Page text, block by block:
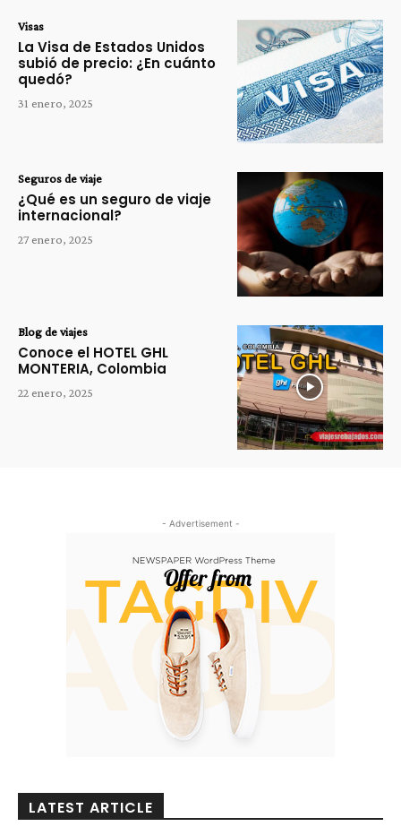
Visas
La Visa de Estados Unidos
subió de precio: ¿En cuánto
quedó?
31 enero, 2025
Seguros de viaje
¿Qué es un seguro de viaje
internacional?
27 enero, 2025
Blog de viajes
Conoce el HOTEL GHL
MONTERIA, Colombia
22 enero, 2025
- Advertisement -
LATEST ARTICLE